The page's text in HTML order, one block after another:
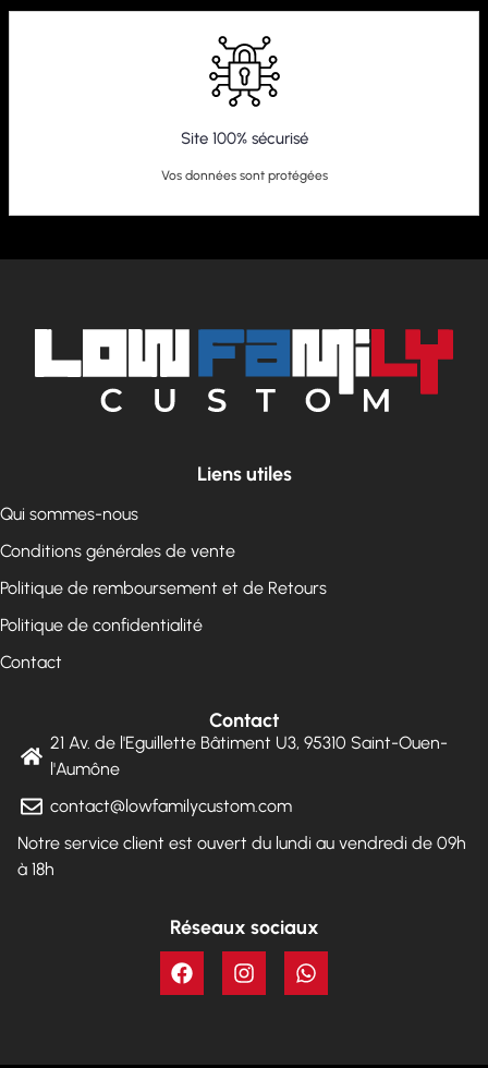
Site 100% sécurisé
Vos données sont protégées
Liens utiles
Qui sommes-nous
Conditions générales de vente
Politique de remboursement et de Retours
Politique de confidentialité
Contact
Contact
21 Av. de l'Eguillette Bâtiment U3, 95310 Saint-Ouen-
l'Aumône
contact@lowfamilycustom.com
Notre service client est ouvert du lundi au vendredi de 09h
à 18h
Réseaux sociaux